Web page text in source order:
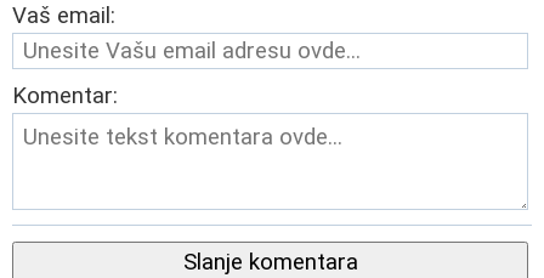
Vaš email:
Komentar:
Slanje komentara